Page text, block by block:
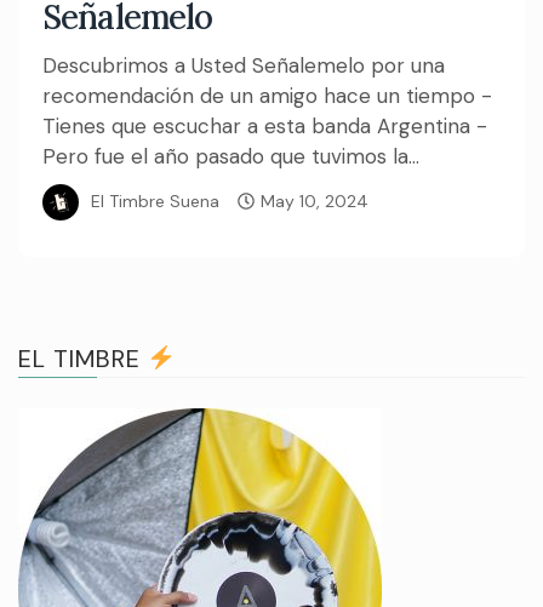
Señalemelo
Descubrimos a Usted Señalemelo por una
recomendación de un amigo hace un tiempo -
Tienes que escuchar a esta banda Argentina -
Pero fue el año pasado que tuvimos la...
El Timbre Suena May 10, 2024
EL TIMBRE